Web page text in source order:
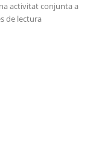
activitat conjunta a
de lectura